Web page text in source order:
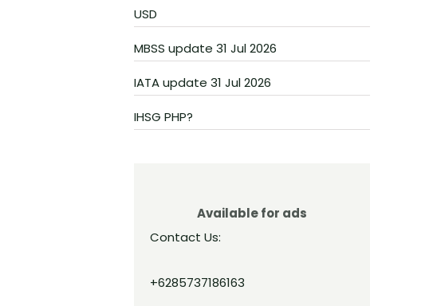
USD
MBSS update 31 Jul 2026
IATA update 31 Jul 2026
IHSG PHP?
Available for ads
Contact Us:
+6285737186163